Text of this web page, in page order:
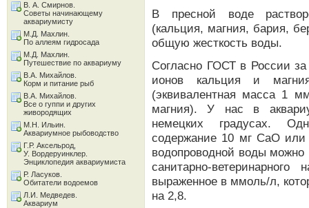
В пресной воде
(кальция, магния, бария,
общую жесткость воды.
Согласно ГОСТ в России за
ионов кальция и
(эквивалентная масса 1
магния). У нас в
немецких градусах.
содержание 10 мг CaO
водопроводной воды можно
санитарно-
выраженное в ммоль/л,
на 2,8.
В. А. Смирнов.
Советы начинающему
аквариумисту
М.Д. Махлин.
По аллеям гидросада
М.Д. Махлин.
Путешествие по аквариуму
В.А. Михайлов.
Корм и питание рыб
В.А. Михайлов.
Все о гуппи и других
живородящих
М.Н. Ильин.
Аквариумное рыбоводство
Г.Р. Аксельрод,
У. Вордеруинклер.
Энциклопедия аквариумиста
Р. Ласуков.
Обитатели водоемов
Л.И. Медведев.
Аквариум